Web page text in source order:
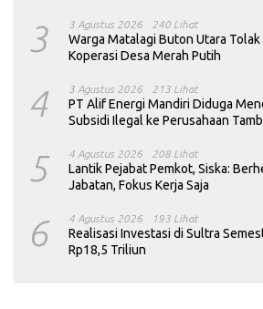
3 3 Agustus 2026 240 Lihat
Warga Matalagi Buton Utara
Koperasi Desa Merah Putih
4 3 Agustus 2026 213 Lihat
PT Alif Energi Mandiri Diduga
Subsidi Ilegal ke Perusahaan
5 4 Agustus 2026 208 Lihat
Lantik Pejabat Pemkot, Siska:
Jabatan, Fokus Kerja Saja
6 4 Agustus 2026 193 Lihat
Realisasi Investasi di Sultra
Rp18,5 Triliun